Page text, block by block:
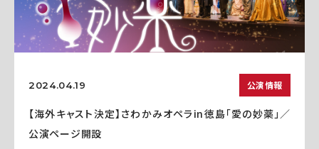
2024.04.19 公演情報
【海外キャスト決定】さわかみオペラin徳島「愛の妙薬」／
公演ページ開設